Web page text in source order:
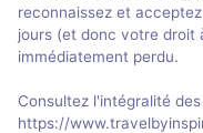
reconnaissez et
jours (et donc votre droit
immédiatement perdu.
Consultez l'intégralité
https://